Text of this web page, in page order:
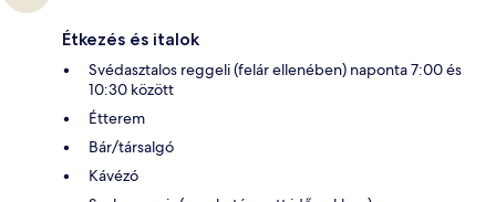
Étkezés és italok
Svédasztalos reggeli (felár ellenében) naponta 7:00 és
10:30 között
Étterem
Bár/társalgó
Kávézó